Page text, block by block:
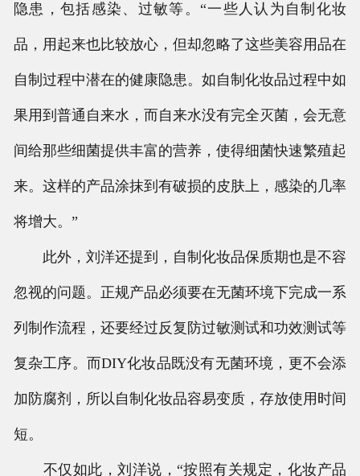
隐患，包括感染、过敏等。“一些人认为自制化妆
品，用起来也比较放心，但却忽略了这些美容用品在
自制过程中潜在的健康隐患。如自制化妆品过程中如
果用到普通自来水，而自来水没有完全灭菌，会无意
间给那些细菌提供丰富的营养，使得细菌快速繁殖起
来。这样的产品涂抹到有破损的皮肤上，感染的几率
将增大。”
此外，刘洋还提到，自制化妆品保质期也是不容
忽视的问题。正规产品必须要在无菌环境下完成一系
列制作流程，还要经过反复防过敏测试和功效测试等
复杂工序。而DIY化妆品既没有无菌环境，更不会添
加防腐剂，所以自制化妆品容易变质，存放使用时间
短。
不仅如此，刘洋说，“按照有关规定，化妆产品